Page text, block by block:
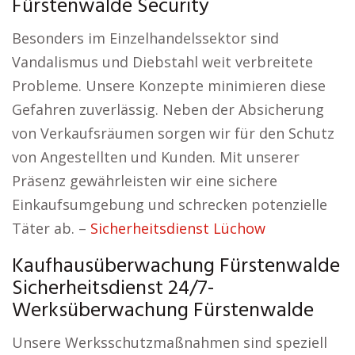
Fürstenwalde Security
Besonders im Einzelhandelssektor sind
Vandalismus und Diebstahl weit verbreitete
Probleme. Unsere Konzepte minimieren diese
Gefahren zuverlässig. Neben der Absicherung
von Verkaufsräumen sorgen wir für den Schutz
von Angestellten und Kunden. Mit unserer
Präsenz gewährleisten wir eine sichere
Einkaufsumgebung und schrecken potenzielle
Täter ab. – Sicherheitsdienst Lüchow
Kaufhausüberwachung Fürstenwalde
Sicherheitsdienst 24/7-
Werksüberwachung Fürstenwalde
Unsere Werksschutzmaßnahmen sind speziell